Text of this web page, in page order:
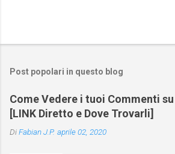
Post popolari in questo blog
Come Vedere i tuoi Commenti
[LINK Diretto e Dove Trovarli]
DiFabian J.P. aprile 02, 2020